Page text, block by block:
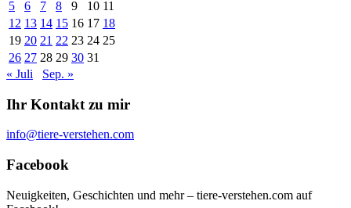
5 6 7 8 9 10 11
12 13 14 15 16 17 18
19 20 21 22 23 24 25
26 27 28 29 30 31
« Juli
Sep. »
Ihr Kontakt zu mir
info@tiere-verstehen.com
Facebook
Neuigkeiten, Geschichten und mehr – tiere-verstehen.com auf